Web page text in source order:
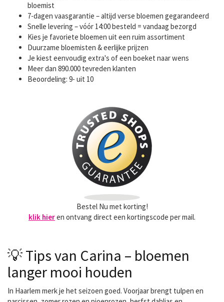
bloemist
7-dagen vaasgarantie – altijd verse bloemen gegarandeerd
Snelle levering – vóór 14:00 besteld = vandaag bezorgd
Kies je favoriete bloemen uit een ruim assortiment
Duurzame bloemisten & eerlijke prijzen
Je kiest eenvoudig extra's of een boeket naar wens
Meer dan 890.000 tevreden klanten
Beoordeling: 9- uit 10
Bestel Nu met korting!
klik hieren ontvang direct een kortingscode per mail.
💡 Tips van Carina – bloemen
langer mooi houden
In Haarlem merk je het seizoen goed. Voorjaar brengt tulpen en